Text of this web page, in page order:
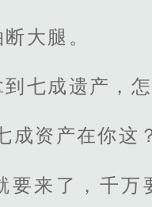
大腿。
七成遗产，
成资产在你
要来了，千